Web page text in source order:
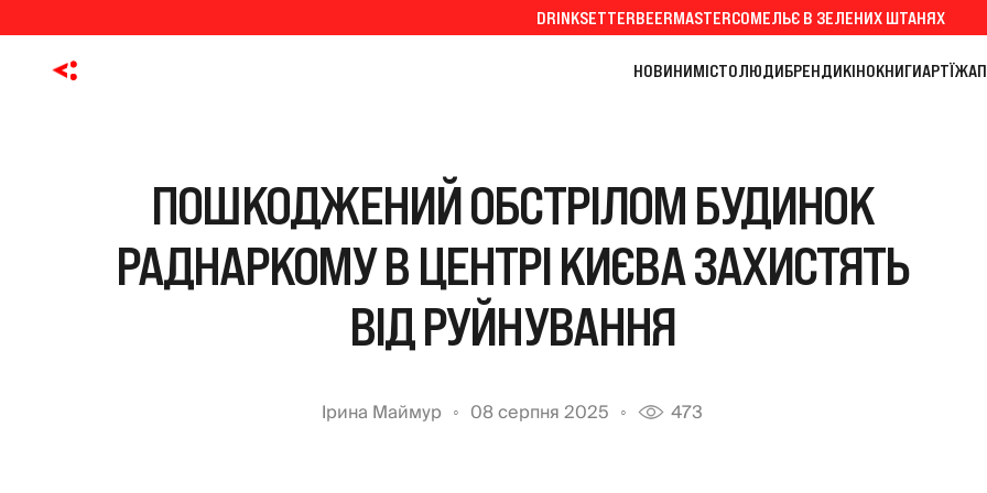
DRINKSETTERBEERMASTERСОМЕЛЬЄ В ЗЕЛЕНИХ ШТАНЯХ
НОВИНИМІСТОЛЮДИБРЕНДИКІНОКНИГИАРТЇЖА
ПОШКОДЖЕНИЙ ОБСТРІЛОМ БУДИНОК
РАДНАРКОМУ В ЦЕНТРІ КИЄВА ЗАХИСТЯТЬ
ВІД РУЙНУВАННЯ
Ірина Маймур 08 серпня 2025 473